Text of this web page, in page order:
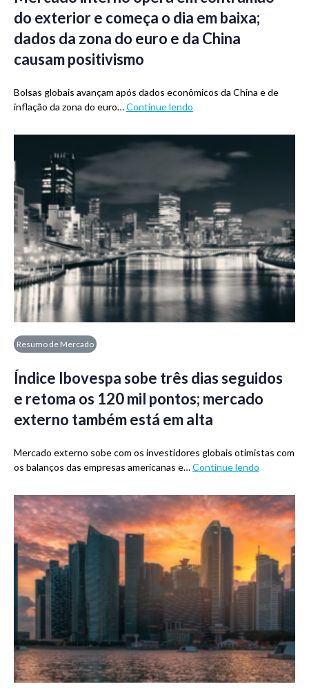
do exterior e começa o dia em baixa;
dados da zona do euro e da China
causam positivismo
Bolsas globais avançam após dados econômicos da China e de
inflação da zona do euro…Continue lendo
Resumo de Mercado
Índice Ibovespa sobe três dias seguidos
e retoma os 120 mil pontos; mercado
externo também está em alta
Mercado externo sobe com os investidores globais otimistas com
os balanços das empresas americanas e…Continue lendo